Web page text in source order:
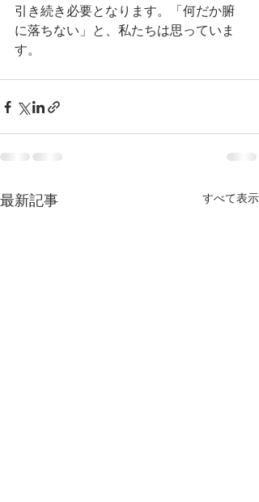
引き続き必要となります。「何だか腑
に落ちない」と、私たちは思っていま
す。
最新記事 すべて表示